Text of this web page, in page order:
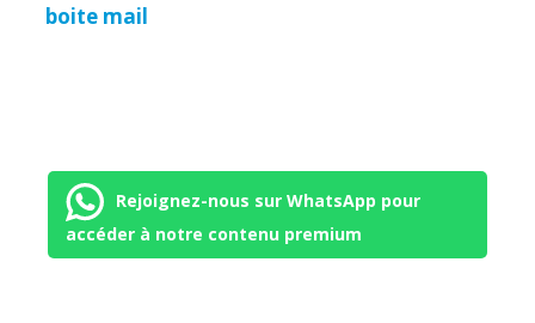
boite mail
Rejoignez-nous sur WhatsApp pour
accéder à notre contenu premium